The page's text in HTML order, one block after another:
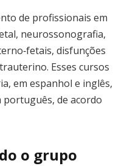
de profissionais em
neurossonografia,
disfunções
Esses cursos
em espanhol e inglês,
de acordo
o grupo